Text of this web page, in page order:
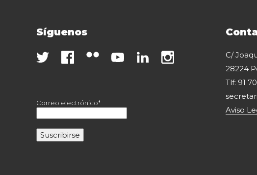
Síguenos
Correo electrónico*
C/
28224
Tlf: 91
Aviso